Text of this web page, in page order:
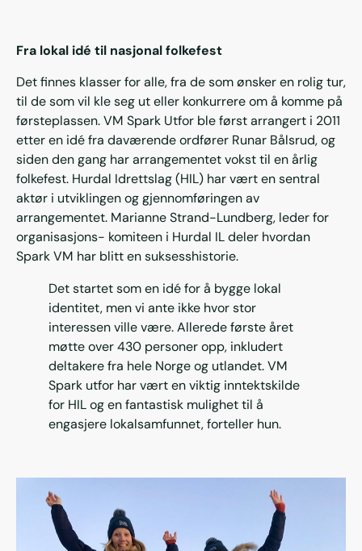
Fra lokal idé til nasjonal folkefest
Det finnes klasser for alle, fra de som ønsker en rolig tur,
til de som vil kle seg ut eller konkurrere om å komme på
førsteplassen. VM Spark Utfor ble først arrangert i 2011
etter en idé fra daværende ordfører Runar Bålsrud, og
siden den gang har arrangementet vokst til en årlig
folkefest. Hurdal Idrettslag (HIL) har vært en sentral
aktør i utviklingen og gjennomføringen av
arrangementet. Marianne Strand-Lundberg, leder for
organisasjons- komiteen i Hurdal IL deler hvordan
Spark VM har blitt en suksesshistorie.
Det startet som en idé for å bygge lokal
identitet, men vi ante ikke hvor stor
interessen ville være. Allerede første året
møtte over 430 personer opp, inkludert
deltakere fra hele Norge og utlandet. VM
Spark utfor har vært en viktig inntektskilde
for HIL og en fantastisk mulighet til å
engasjere lokalsamfunnet, forteller hun.